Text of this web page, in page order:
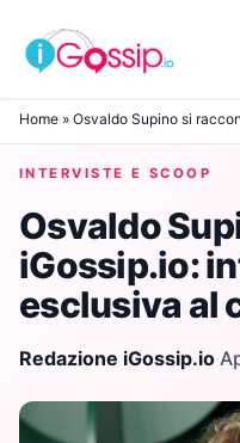
Skip to content
Home » Osvaldo Supino si
INTERVISTE E SCOOP
Osvaldo
iGossip.io:
esclusiva al
Redazione iGossip.io·